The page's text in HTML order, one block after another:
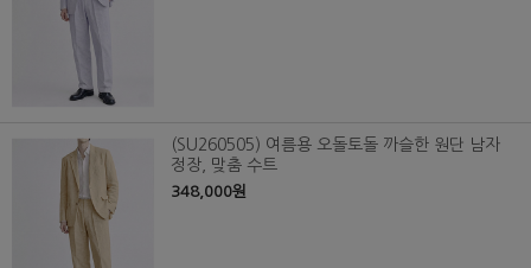
(SU260505) 여름용 오돌토돌 까슬한 원단 남자
정장, 맞춤 수트
348,000원